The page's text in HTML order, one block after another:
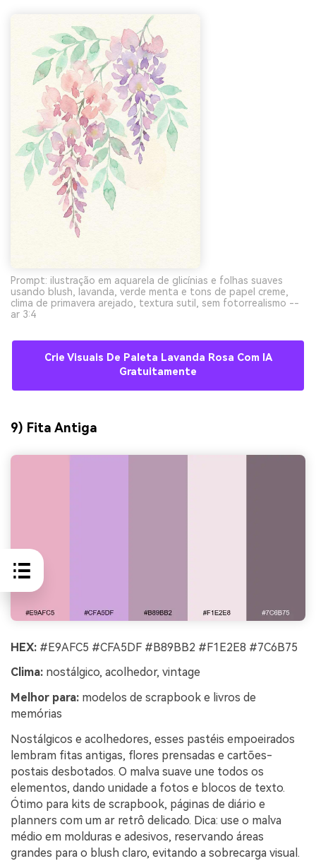
Prompt: ilustração em aquarela de glicínias e folhas suaves
usando blush, lavanda, verde menta e tons de papel creme,
clima de primavera arejado, textura sutil, sem fotorrealismo --
ar 3:4
Crie Visuais De Paleta Lavanda Rosa Com IA
Gratuitamente
9) Fita Antiga
HEX: #E9AFC5 #CFA5DF #B89BB2 #F1E2E8 #7C6B75
Clima: nostálgico, acolhedor, vintage
Melhor para: modelos de scrapbook e livros de
memórias
Nostálgicos e acolhedores, esses pastéis empoeirados
lembram fitas antigas, flores prensadas e cartões-
postais desbotados. O malva suave une todos os
elementos, dando unidade a fotos e blocos de texto.
Ótimo para kits de scrapbook, páginas de diário e
planners com um ar retrô delicado. Dica: use o malva
médio em molduras e adesivos, reservando áreas
grandes para o blush claro, evitando a sobrecarga visual.